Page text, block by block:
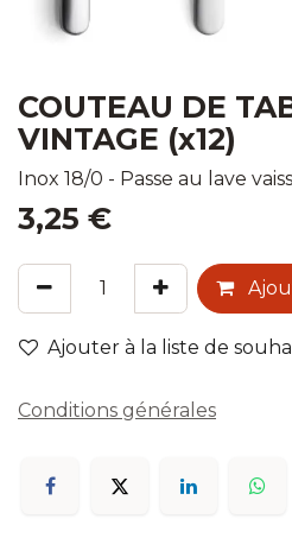
COUTEAU DE
VINTAGE (x12)
Inox 18/0 - Passe au lave
3,25 €
Ajouter à la liste de
Conditions générales